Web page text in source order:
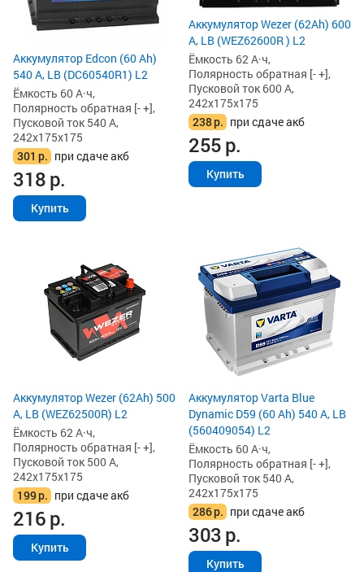
Аккумулятор Edcon (60 Ah)
540 А, LB (DC60540R1) L2
Ёмкость 60 А·ч,
Полярность обратная [- +],
Пусковой ток 540 А,
242x175x175
301 р. при сдаче акб
318р.
Купить
Аккумулятор Wezer (62Ah) 600
А, LB (WEZ62600R ) L2
Ёмкость 62 А·ч,
Полярность обратная [- +],
Пусковой ток 600 А,
242x175x175
238р. при сдаче акб
255р.
Купить
Аккумулятор Wezer (62Ah) 500
А, LB (WEZ62500R) L2
Ёмкость 62 А·ч,
Полярность обратная [- +],
Пусковой ток 500 А,
242x175x175
199р. при сдаче акб
216р.
Купить
Аккумулятор Varta Blue
Dynamic D59 (60 Ah) 540 А, LB
(560409054) L2
Ёмкость 60 А·ч,
Полярность обратная [- +],
Пусковой ток 540 А,
242x175x175
286р. при сдаче акб
303р.
Купить